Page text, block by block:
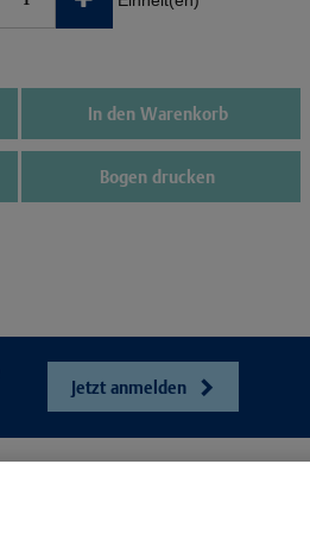
In den Warenkorb
Bogen drucken
Jetzt anmelden